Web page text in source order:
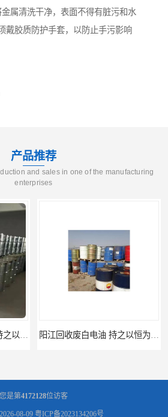
属清洗干净，表面不得有脏污和水
戴胶质防护手套，以防止手污影响
产品推荐
and sales in one of the manufacturing
enterprises
梅州回收废碳氢清洗剂 现款交易
您是第4172128位访客
08-09 粤ICP备2023134206号